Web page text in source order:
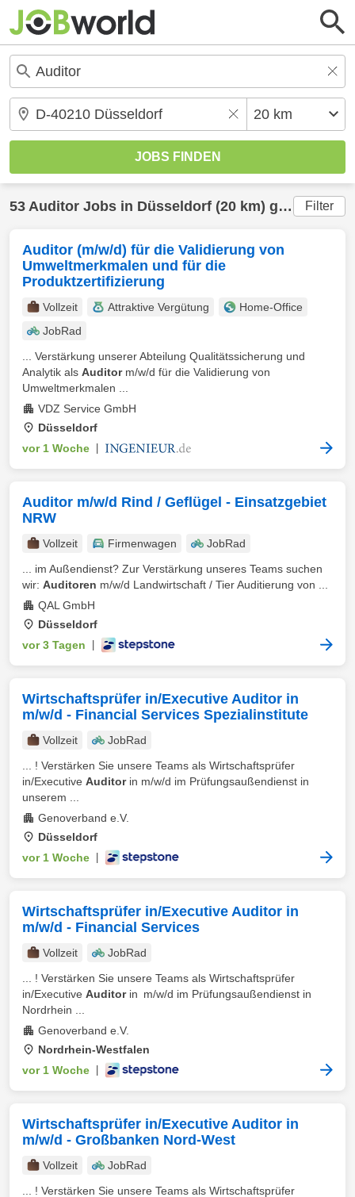
53 Auditor Jobs in Düsseldorf (20 km) gefunden Filter
Auditor (m/w/d) für die Validierung von
Umweltmerkmalen und für die
Produktzertifizierung
Vollzeit Attraktive Vergütung
Home-Office
JobRad
... Verstärkung unserer Abteilung Qualitätssicherung und
Analytik als Auditorm/w/d für die Validierung von
Umweltmerkmalen ...
VDZ Service GmbH
Düsseldorf
vor 1 Woche
Auditor m/w/d Rind / Geflügel - Einsatzgebiet
NRW
Vollzeit Firmenwagen
JobRad
... im Außendienst? Zur Verstärkung unseres Teams suchen
wir: Auditoren m/w/d Landwirtschaft / Tier Auditierung von ...
QAL GmbH
Düsseldorf
vor 3 Tagen
Wirtschaftsprüfer in/Executive Auditor in
m/w/d - Financial Services Spezialinstitute
Vollzeit
JobRad
... ! Verstärken Sie unsere Teams als Wirtschaftsprüfer
in/Executive Auditorin m/w/d im Prüfungsaußendienst in
unserem ...
Genoverband e.V.
Düsseldorf
vor 1 Woche
Wirtschaftsprüfer in/Executive Auditor in
m/w/d - Financial Services
Vollzeit
JobRad
... ! Verstärken Sie unsere Teams als Wirtschaftsprüfer
in/Executive Auditorin m/w/d im Prüfungsaußendienst in
Nordrhein ...
Genoverband e.V.
Nordrhein-Westfalen
vor 1 Woche
Wirtschaftsprüfer in/Executive Auditor in
m/w/d - Großbanken Nord-West
Vollzeit
JobRad
... ! Verstärken Sie unsere Teams als Wirtschaftsprüfer